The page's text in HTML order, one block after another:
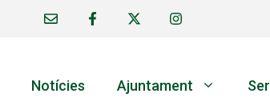
Notícies Ajuntament